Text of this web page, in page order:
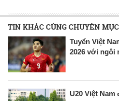
TIN KHÁC CÙNG CHUYÊN MỤC
Tuyển Việt
2026 với ngôi
U20 Việt